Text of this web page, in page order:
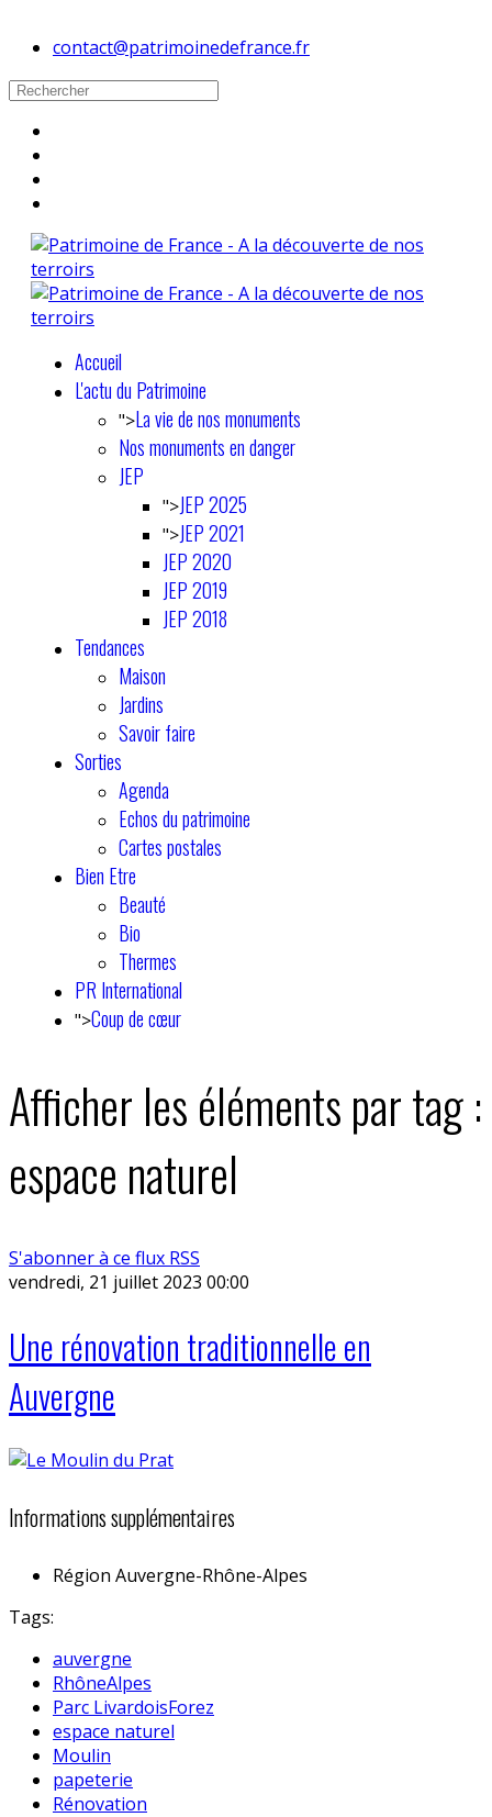
contact@patrimoinedefrance.fr
Accueil
L'actu du Patrimoine
">La vie de nos monuments
Nos monuments en danger
JEP
">JEP 2025
">JEP 2021
JEP 2020
JEP 2019
JEP 2018
Tendances
Maison
Jardins
Savoir faire
Sorties
Agenda
Echos du patrimoine
Cartes postales
Bien Etre
Beauté
Bio
Thermes
PR International
">Coup de cœur
Afficher les éléments par tag :
espace naturel
S'abonner à ce flux RSS
vendredi, 21 juillet 2023 00:00
Une rénovation traditionnelle en
Auvergne
Informations supplémentaires
Région Auvergne-Rhône-Alpes
Tags:
auvergne
RhôneAlpes
Parc LivardoisForez
espace naturel
Moulin
papeterie
Rénovation